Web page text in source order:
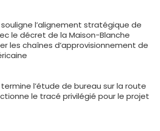
l’alignement stratégique de
le décret de la Maison-Blanche
les chaînes d’approvisionnement de
l’étude de bureau sur la route
le tracé privilégié pour le projet